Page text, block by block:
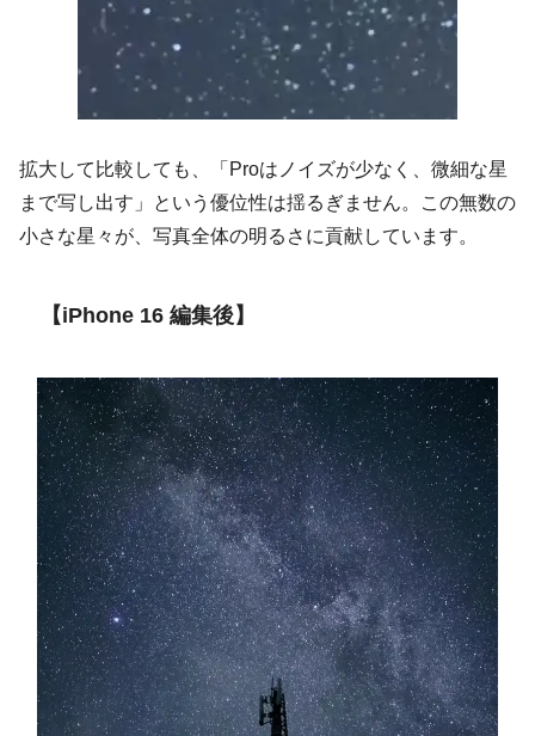
拡大して比較しても、「Proはノイズが少なく、微細な星
まで写し出す」という優位性は揺るぎません。この無数の
小さな星々が、写真全体の明るさに貢献しています。
【iPhone 16 編集後】